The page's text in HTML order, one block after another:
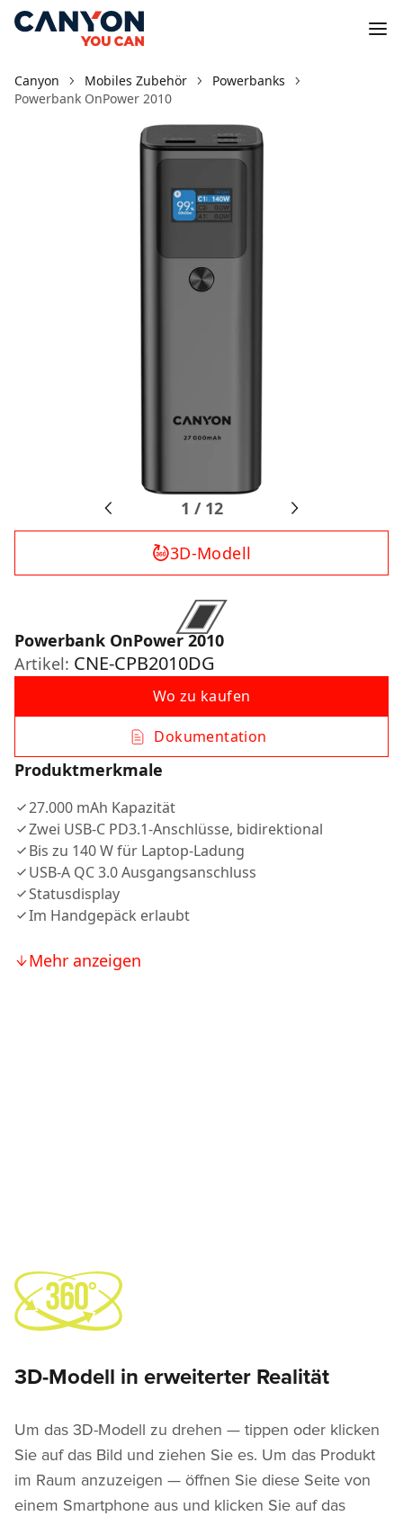
Canyon Mobiles Zubehör
Powerbanks
Powerbank OnPower 2010
1 / 12
3D-Modell
Powerbank OnPower 2010
Artikel: CNE-CPB2010DG
Wo zu kaufen
Dokumentation
Produktmerkmale
27.000 mAh Kapazität
Zwei USB-C PD3.1-Anschlüsse, bidirektional
Bis zu 140 W für Laptop-Ladung
USB-A QC 3.0 Ausgangsanschluss
Statusdisplay
Im Handgepäck erlaubt
Mehr anzeigen
3D-Modell in erweiterter Realität
Um das 3D-Modell zu drehen — tippen oder klicken
Sie auf das Bild und ziehen Sie es. Um das Produkt
im Raum anzuzeigen — öffnen Sie diese Seite von
einem Smartphone aus und klicken Sie auf das